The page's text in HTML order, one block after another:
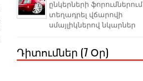
ընկերների ֆորումներում
տեղադրել վճարովի
սմայլիկներով նկարներ
Դիտումներ (7 Օր)